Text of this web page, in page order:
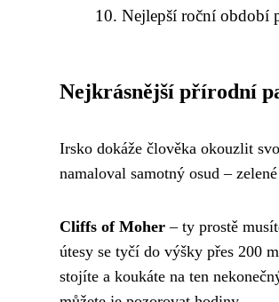
Nejlepší roční období
Nejkrásnější přírodní
Irsko dokáže člověka okouzlit
namaloval samotný osud –
Cliffs of Moher – ty prostě
útesy se tyčí do výšky přes 200
stojíte a koukáte na ten